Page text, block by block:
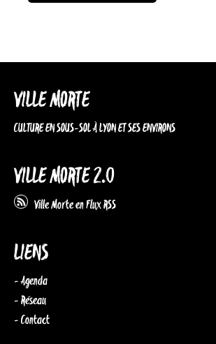
VILLE MORTE
CULTURE EN SOUS-SOL À LYON ET SES ENVIRONS
VILLE MORTE 2.0
Ville Morte en Flux RSS
LIENS
- Agenda
- Réseau
- Contact